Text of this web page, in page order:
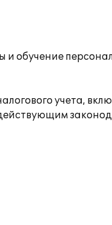
обучение
учета,